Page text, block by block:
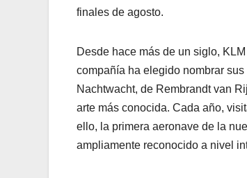
finales de agosto.
Desde hace más de un siglo,
compañía ha elegido nombrar
Nachtwacht, de Rembrandt van
arte más conocida. Cada año,
ello, la primera aeronave de la
ampliamente reconocido a nivel